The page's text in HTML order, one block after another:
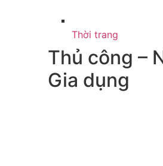
Thời trang
Thủ công –
Gia dụng